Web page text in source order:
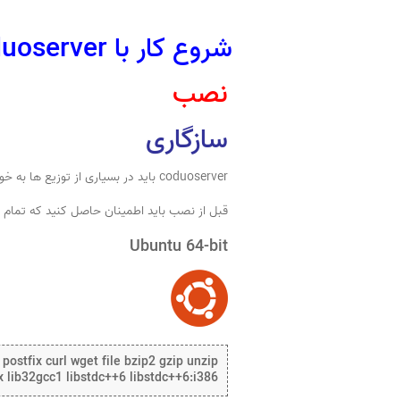
شروع کار با coduoserver
نصب
سازگاری
coduoserver باید در بسیاری از توزیع ها به خوبی اجرا شود تا زمانی که حداقل الزامات به دست آیند.
قبل از نصب باید اطمینان حاصل کنید که تمام
Ubuntu 64-bit
curl wget file bzip2 gzip unzip
libstdc++6 libstdc++6:i386